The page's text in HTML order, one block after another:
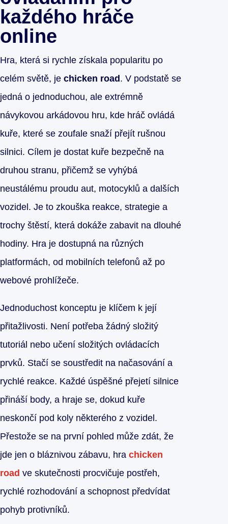
každého hráče
online
Hra, která si rychle získala popularitu po
celém světě, je chicken road . V podstatě se
jedná o jednoduchou, ale extrémně
návykovou arkádovou hru, kde hráč ovládá
kuře, které se zoufale snaží přejít rušnou
silnici. Cílem je dostat kuře bezpečně na
druhou stranu, přičemž se vyhýbá
neustálému proudu aut, motocyklů a dalších
vozidel. Je to zkouška reakce, strategie a
trochy štěstí, která dokáže zabavit na dlouhé
hodiny. Hra je dostupná na různých
platformách, od mobilních telefonů až po
webové prohlížeče.
Jednoduchost konceptu je klíčem k její
přitažlivosti. Není potřeba žádný složitý
tutoriál nebo učení složitých ovládacích
prvků. Stačí se soustředit na načasování a
rychlé reakce. Každé úspěšné přejetí silnice
přináší body, a hraje se, dokud kuře
neskončí pod koly některého z vozidel.
Přestože se na první pohled může zdát, že
jde jen o bláznivou zábavu, hra chicken
road ve skutečnosti procvičuje postřeh,
rychlé rozhodování a schopnost předvídat
pohyb protivníků.